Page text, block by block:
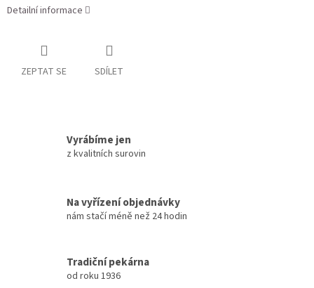
Detailní informace
ZEPTAT SE SDÍLET
Vyrábíme jen
z kvalitních surovin
Na vyřízení objednávky
nám stačí méně než 24 hodin
Tradiční pekárna
od roku 1936